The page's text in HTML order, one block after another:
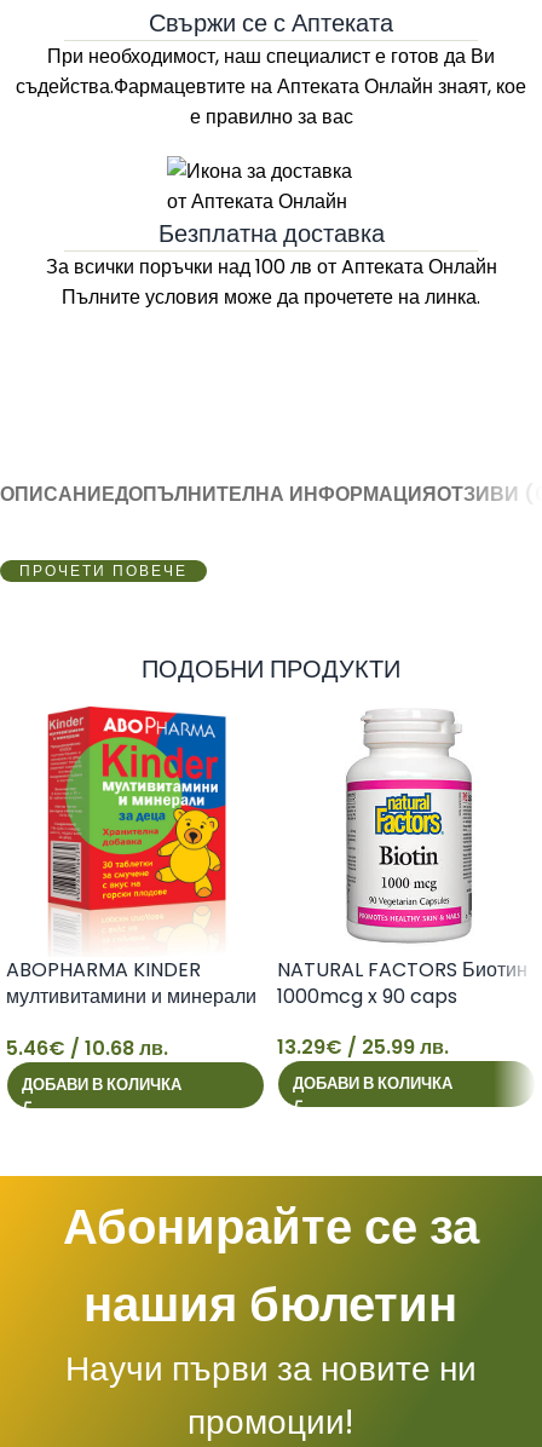
Свържи се с Аптеката
При необходимост, наш специалист е готов да Ви
съдейства.Фармацевтите наАптеката Онлайн знаят, кое
е правилно за вас
Безплатна доставка
За всички поръчки над 100 лв от Aптеката Онлайн
Пълните условия може да прочетете на линка.
ОПИСАНИЕДОПЪЛНИТЕЛНА ИНФОРМАЦИЯОТЗИВИ
ПРОЧЕТИ ПОВЕЧЕ
ПОДОБНИ ПРОДУКТИ
5
ABOPHARMA KINDER
мултивитамини и минерали
5.46€ / 10.68 лв.
ДОБАВИ В КОЛИЧКА
13
NATURAL FACTORS Биотин
1000mcg x 90 caps
13.29€ / 25.99 лв.
ДОБАВИ В КОЛИЧКА
Абонирайте се за
нашия бюлетин
Научи първи за новите ни
промоции!